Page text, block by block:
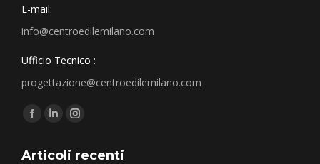
E-mail:
info@centroedilemilano.com
Ufficio Tecnico :
progettazione@centroedilemilano.com
Find us on:
Articoli recenti